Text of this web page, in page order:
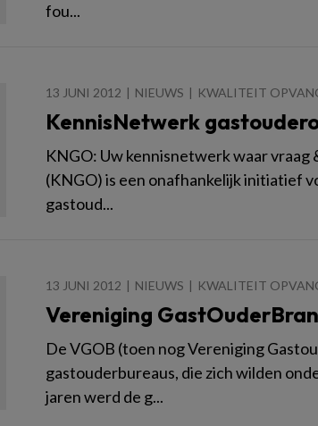
fou...
13 JUNI 2012 NIEUWS KWALITEIT
KennisNetwerk
KNGO: Uw kennisnetwerk waar
(KNGO) is een onafhankelijk initiatief
gastoud...
13 JUNI 2012 NIEUWS KWALITEIT
Vereniging
De VGOB (toen nog Vereniging
gastouderbureaus, die zich wilden
jaren werd de g...